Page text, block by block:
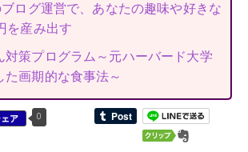
ログ運営で、あなたの趣味や好きな
を産み出す
対策プログラム～元ハーバード大学
画期的な食事法～
ェア 0